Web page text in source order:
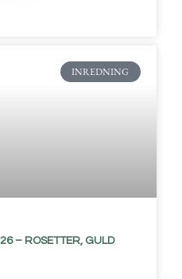
INREDNING
– ROSETTER, GULD